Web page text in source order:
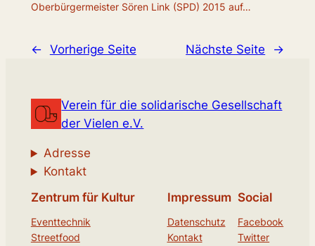
Oberbürgermeister Sören Link (SPD) 2015 auf…
← Vorherige Seite Nächste Seite →
Verein für die solidarische Gesellschaft
der Vielen e.V.
Adresse
Kontakt
Zentrum für Kultur
Eventtechnik
Streetfood
Impressum
Datenschutz
Kontakt
Social
Facebook
Twitter